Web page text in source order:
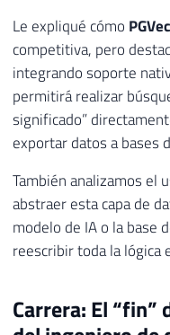
Le expliqué cómo
competitiva, pero
integrando soporte
permitirá realizar
significado”
exportar datos a bases
También analizamos el
abstraer esta capa de
modelo de IA o la base
reescribir toda la lógica
Carrera: El “fin”